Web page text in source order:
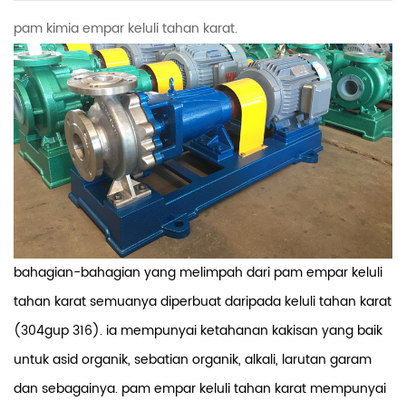
pam kimia empar keluli tahan karat.
bahagian-bahagian yang melimpah dari pam empar keluli
tahan karat semuanya diperbuat daripada keluli tahan karat
(304gup 316). ia mempunyai ketahanan kakisan yang baik
untuk asid organik, sebatian organik, alkali, larutan garam
dan sebagainya. pam empar keluli tahan karat mempunyai